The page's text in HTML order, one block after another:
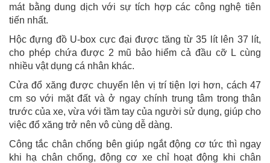
mát bằng dung dịch với sự tích hợp các công nghệ tiên
tiến nhất.
Hộc đựng đồ U-box cực đại được tăng từ 35 lít lên 37 lít,
cho phép chứa được 2 mũ bảo hiểm cả đầu cỡ L cùng
nhiều vật dụng cá nhân khác.
Cửa đổ xăng được chuyển lên vị trí tiện lợi hơn, cách 47
cm so với mặt đất và ở ngay chính trung tâm trong thân
trước của xe, vừa với tầm tay của người sử dụng, giúp cho
việc đổ xăng trở nên vô cùng dễ dàng.
Công tắc chân chống bên giúp ngắt động cơ tức thì ngay
khi hạ chân chống, động cơ xe chỉ hoạt động khi chân